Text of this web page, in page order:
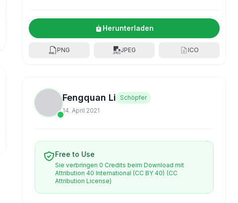
Herunterladen
PNG JPEG ICO
Fengquan Li Schöpfer
14. April 2021
Free to Use
Sie verbringen 0 Credits beim Download mit
Attribution 40 International (CC BY 40) (CC
Attribution License)